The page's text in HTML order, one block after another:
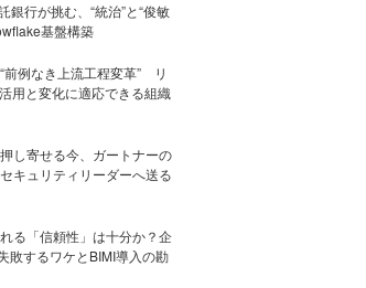
銀行が挑む、“統治”と“俊敏
基盤構築
前例なき上流工程変革” リ
用と変化に適応できる組織
し寄せる今、ガートナーの
キュリティリーダーへ送る
る「信頼性」は十分か？企
敗するワケとBIMI導入の勘